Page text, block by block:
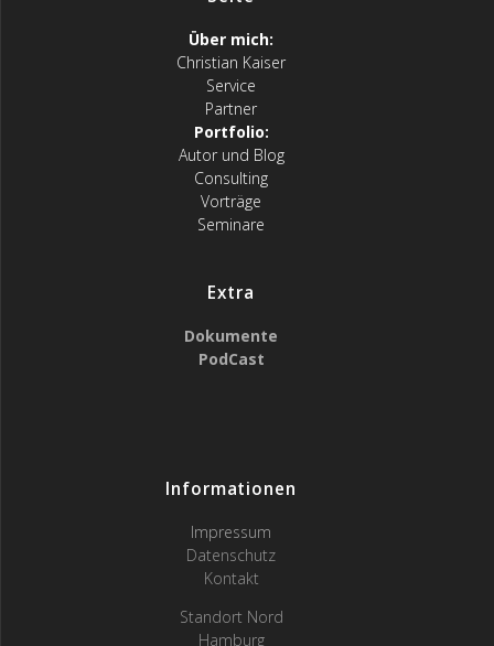
Über mich:
Christian Kaiser
Service
Partner
Portfolio:
Autor und Blog
Consulting
Vorträge
Seminare
Extra
Dokumente
PodCast
Informationen
Impressum
Datenschutz
Kontakt
Standort Nord
Hamburg